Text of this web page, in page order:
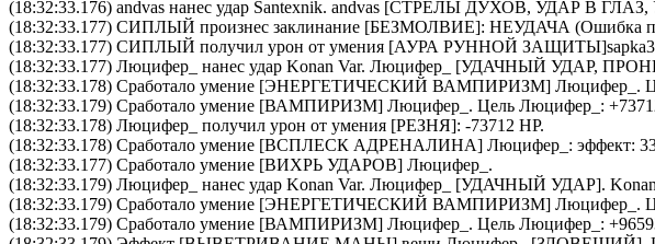
(18:32:33.176) andvas нанес удар Santexnik. andvas [СТРЕЛЫ ДУХОВ, УДАР В
(18:32:33.177) СИПЛЫЙ произнес заклинание [БЕЗМОЛВИЕ]: НЕУДАЧА (Ошибка
(18:32:33.177) СИПЛЫЙ получил урон от умения [АУРА РУННОЙ ЗАЩИТЫ]
(18:32:33.177) Люцифер_ нанес удар Konan Var. Люцифер_ [УДАЧНЫЙ УДАР,
(18:32:33.178) Сработало умение [ЭНЕРГЕТИЧЕСКИЙ ВАМПИРИЗМ] Люцифер_ .
(18:32:33.179) Сработало умение [ВАМПИРИЗМ] Люцифер_ . Цель Люцифер_ :
(18:32:33.178) Люцифер_
получил урон от умения [РЕЗНЯ]: -73712 HP.
(18:32:33.178) Сработало умение [ВСПЛЕСК АДРЕНАЛИНА] Люцифер_ : эффект:
(18:32:33.177) Сработало умение [ВИХРЬ УДАРОВ] Люцифер_ .
(18:32:33.179) Люцифер_ нанес удар Konan Var. Люцифер_ [УДАЧНЫЙ УДАР].
(18:32:33.179) Сработало умение [ЭНЕРГЕТИЧЕСКИЙ ВАМПИРИЗМ] Люцифер_ .
(18:32:33.179) Сработало умение [ВАМПИРИЗМ] Люцифер_ . Цель Люцифер_ :